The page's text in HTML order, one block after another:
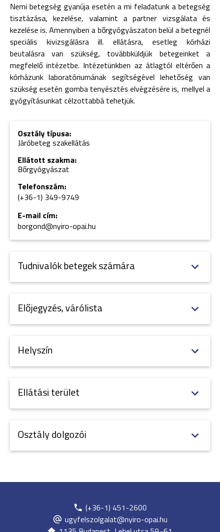
Nemi betegség gyanúja esetén a mi feladatunk a betegség
tisztázása, kezelése, valamint a partner vizsgálata és
kezelése is. Amennyiben a bőrgyógyászaton belül a betegnél
speciális kivizsgálásra ill. ellátásra, esetleg kórházi
beutalásra van szükség, továbbküldjük betegeinket a
megfelelő intézetbe. Intézetünkben az átlagtól eltérően a
kórházunk laboratóriumának segítségével lehetőség van
szükség esetén gomba tenyésztés elvégzésére is, mellyel a
gyógyításunkat célzottabbá tehetjük.
Osztály típusa:
Járóbeteg szakellátás
Ellátott szakma:
Bőrgyógyászat
Telefonszám:
(+36-1) 349-9749
E-mail cím:
borgond@nyiro-opai.hu
Tudnivalók betegek számára
Előjegyzés, várólista
Helyszín
Ellátási terület
Osztály dolgozói
(+36-1) 451-2600
ugyfelszolgalat@nyiro-opai.hu